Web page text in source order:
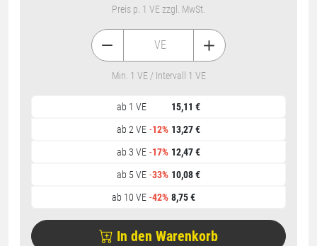
Preis p. 1 VE zzgl. MwSt.
ab 1 VE
15,11 €
ab 2 VE -12% 13,27 €
ab 3 VE -17% 12,47 €
ab 5 VE -33% 10,08 €
ab 10 VE -42% 8,75 €
VE
Min. 1 VE / Intervall 1 VE
In den Warenkorb